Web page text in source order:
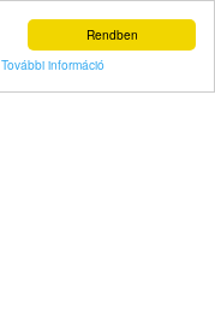
Rendben
További információ